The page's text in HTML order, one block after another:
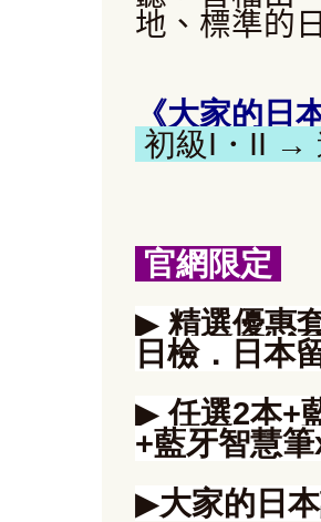
地、標準的
《大家的日
初級I ・ II →
官網限定
▶ 精選優惠
日檢．日本
▶任選2本+
+藍牙智慧
▶大家的日